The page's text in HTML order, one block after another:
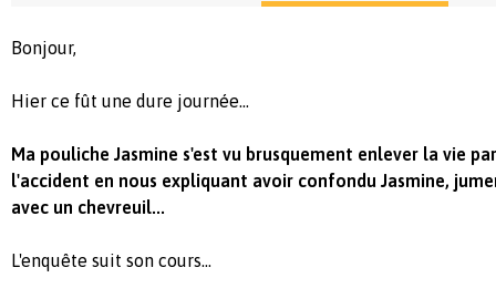
Bonjour,
Hier ce fût une dure journée...
Ma pouliche Jasmine s'est vu brusquement enlever la vie
l'accident en nous expliquant avoir confondu Jasmine,
avec un chevreuil...
L'enquête suit son cours...